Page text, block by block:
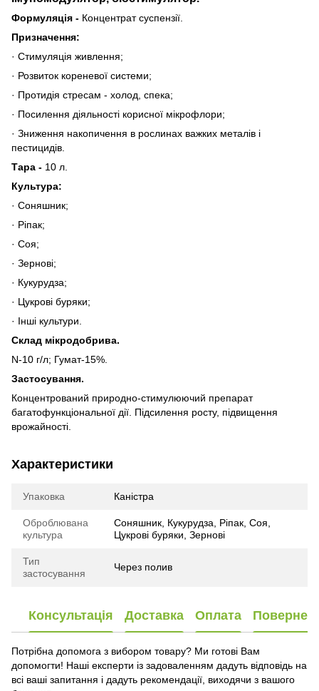
Формуляція - Концентрат суспензії.
Призначення:
· Стимуляція живлення;
· Розвиток кореневої системи;
· Протидія стресам - холод, спека;
· Посилення діяльності корисної мікрофлори;
· Зниження накопичення в рослинах важких металів і
пестицидів.
Тара - 10 л.
Культура:
· Соняшник;
· Ріпак;
· Соя;
· Зернові;
· Кукурудза;
· Цукрові буряки;
· Інші культури.
Склад мікродобрива.
N-10 г/л; Гумат-15%.
Застосування.
Концентрований природно-стимулюючий препарат
багатофункціональної дії. Підсилення росту, підвищення
врожайності.
Характеристики
Упаковка Каністра
Оброблювана
культура
Соняшник, Кукурудза, Ріпак, Соя,
Цукрові буряки, Зернові
Тип
застосування
Через полив
Консультація Доставка Оплата
Потрібна допомога з вибором товару? Ми готові Вам
допомогти! Наші експерти із задоваленням дадуть відповідь на
всі ваші запитання і дадуть рекомендації, виходячи з вашого